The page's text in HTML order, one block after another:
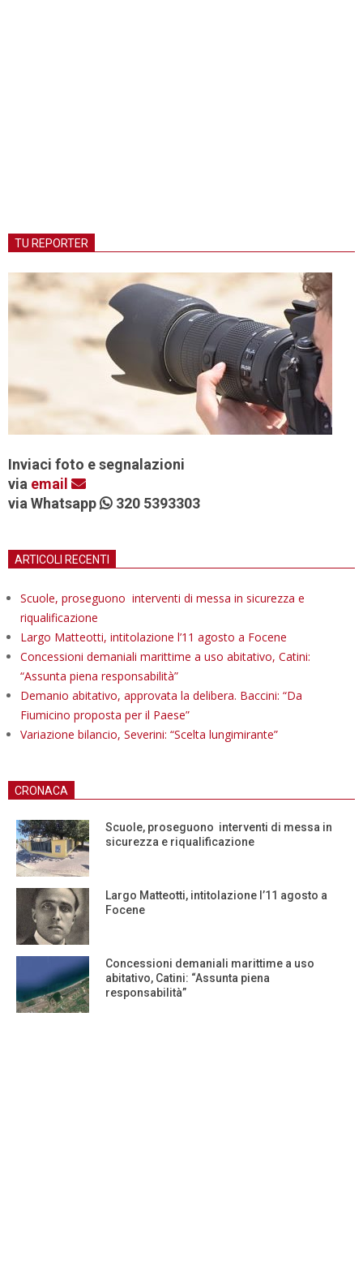
TU REPORTER
Inviaci foto e segnalazioni
via email
via Whatsapp
320 5393303
ARTICOLI RECENTI
Scuole, proseguono interventi di messa in sicurezza e
riqualificazione
Largo Matteotti, intitolazione l’11 agosto a Focene
Concessioni demaniali marittime a uso abitativo, Catini:
“Assunta piena responsabilità”
Demanio abitativo, approvata la delibera. Baccini: “Da
Fiumicino proposta per il Paese”
Variazione bilancio, Severini: “Scelta lungimirante”
CRONACA
Scuole, proseguono interventi di messa in
sicurezza e riqualificazione
Largo Matteotti, intitolazione l’11 agosto a
Focene
Concessioni demaniali marittime a uso
abitativo, Catini: “Assunta piena
responsabilità”